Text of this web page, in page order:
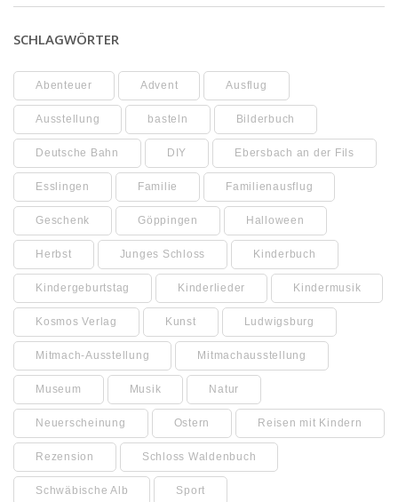
SCHLAGWÖRTER
Abenteuer Advent Ausflug
Ausstellung basteln Bilderbuch
Deutsche Bahn DIY Ebersbach an der Fils
Esslingen Familie Familienausflug
Geschenk Göppingen Halloween
Herbst Junges Schloss Kinderbuch
Kindergeburtstag Kinderlieder Kindermusik
Kosmos Verlag Kunst Ludwigsburg
Mitmach-Ausstellung Mitmachausstellung
Museum Musik Natur
Neuerscheinung Ostern Reisen mit Kindern
Rezension Schloss Waldenbuch
Schwäbische Alb Sport